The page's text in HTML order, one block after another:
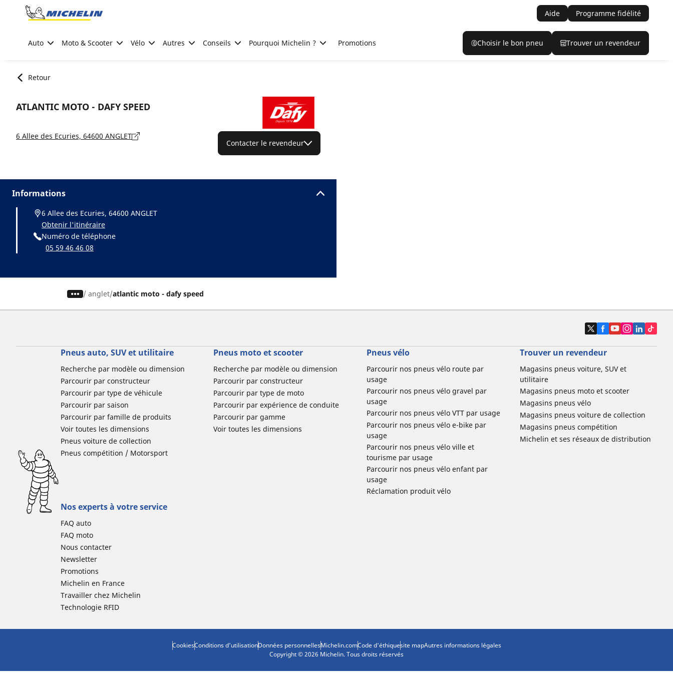
Go to page content
Aide Programme fidélité
Auto Moto & Scooter Vélo Autres Conseils Pourquoi Michelin ? Promotions Choisir le bon pneu Trouver un revendeur
Retour
ATLANTIC MOTO - DAFY SPEED
6 Allee des Ecuries, 64600 ANGLET
Contacter le revendeur
Informations
6 Allee des Ecuries, 64600 ANGLET
Obtenir l'itinéraire
Numéro de téléphone
05 59 46 46 08
/ anglet atlantic moto - dafy speed
Pneus auto, SUV et utilitaire
Recherche par modèle ou dimension
Parcourir par constructeur
Parcourir par type de véhicule
Parcourir par saison
Parcourir par famille de produits
Voir toutes les dimensions
Pneus voiture de collection
Pneus compétition / Motorsport
Pneus moto et scooter
Recherche par modèle ou dimension
Parcourir par constructeur
Parcourir par type de moto
Parcourir par expérience de conduite
Parcourir par gamme
Voir toutes les dimensions
Pneus vélo
Parcourir nos pneus vélo route par
usage
Parcourir nos pneus vélo gravel par
usage
Parcourir nos pneus vélo VTT par usage
Parcourir nos pneus vélo e-bike par
usage
Parcourir nos pneus vélo ville et
tourisme par usage
Parcourir nos pneus vélo enfant par
usage
Réclamation produit vélo
Trouver un revendeur
Magasins pneus voiture, SUV et
utilitaire
Magasins pneus moto et scooter
Magasins pneus vélo
Magasins pneus voiture de collection
Magasins pneus compétition
Michelin et ses réseaux de distribution
Nos experts à votre service
FAQ auto
FAQ moto
Nous contacter
Newsletter
Promotions
Michelin en France
Travailler chez Michelin
Technologie RFID
CookiesConditions d'utilisationDonnées personnellesMichelin.comCode d'éthiquesite mapAutres informations légales
Copyright © 2026 Michelin. Tous droits réservés